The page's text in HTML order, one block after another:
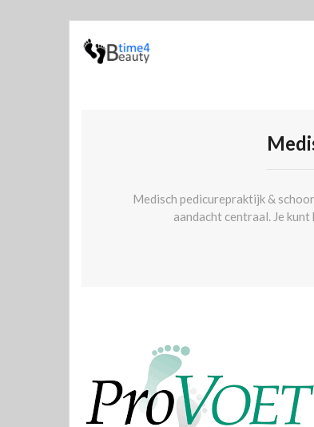
Medisch pedicurepraktijk &
aandacht centraal. Je